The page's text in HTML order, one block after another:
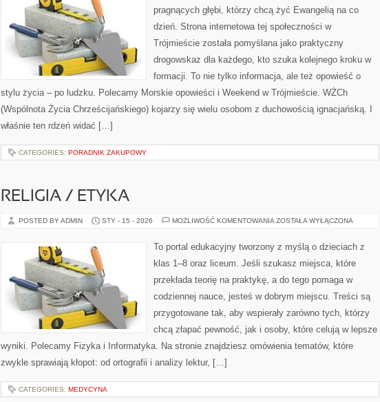
pragnących głębi, którzy chcą żyć Ewangelią na co
dzień. Strona internetowa tej społeczności w
Trójmieście została pomyślana jako praktyczny
drogowskaz dla każdego, kto szuka kolejnego kroku w
formacji. To nie tylko informacja, ale też opowieść o
stylu życia – po ludzku. Polecamy Morskie opowieści i Weekend w Trójmieście. WŻCh
(Wspólnota Życia Chrześcijańskiego) kojarzy się wielu osobom z duchowością ignacjańską. I
właśnie ten rdzeń widać […]
CATEGORIES: PORADNIK ZAKUPOWY
RELIGIA / ETYKA
POSTED BY ADMIN STY - 15 - 2026 MOŻLIWOŚĆ KOMENTOWANIA RELIGIA
ZOSTAŁA WYŁĄCZONA
To portal edukacyjny tworzony z myślą o dzieciach z
klas 1–8 oraz liceum. Jeśli szukasz miejsca, które
przekłada teorię na praktykę, a do tego pomaga w
codziennej nauce, jesteś w dobrym miejscu. Treści są
przygotowane tak, aby wspierały zarówno tych, którzy
chcą złapać pewność, jak i osoby, które celują w lepsze
wyniki. Polecamy Fizyka i Informatyka. Na stronie znajdziesz omówienia tematów, które
zwykle sprawiają kłopot: od ortografii i analizy lektur, […]
CATEGORIES: MEDYCYNA